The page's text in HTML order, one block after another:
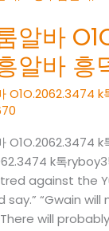
알바
알바 흥
O1O.2062.3474
O1O.2062.3474
k톡
against the
say.” “Gwain
will